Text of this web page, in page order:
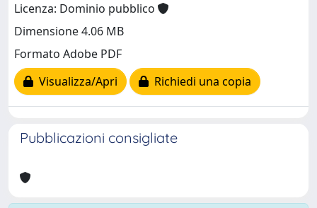
Licenza: Dominio pubblico
Dimensione 4.06 MB
Formato Adobe PDF
Visualizza/Apri
Richiedi una copia
Pubblicazioni consigliate